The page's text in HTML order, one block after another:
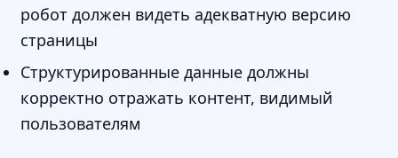
робот должен видеть адекватную версию
страницы
Структурированные данные должны
корректно отражать контент, видимый
пользователям